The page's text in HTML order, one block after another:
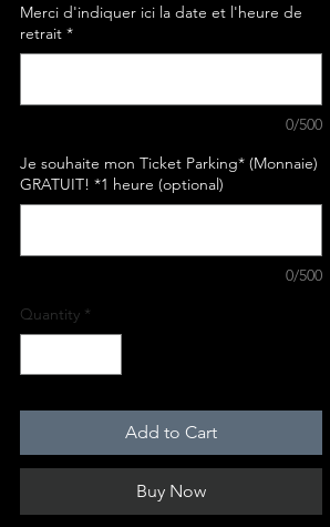
Merci d'indiquer ici la date et l'heure de
retrait *
0/500
Je souhaite mon Ticket Parking* (Monnaie)
GRATUIT! *1 heure (optional)
0/500
Quantity *
Add to Cart
Buy Now